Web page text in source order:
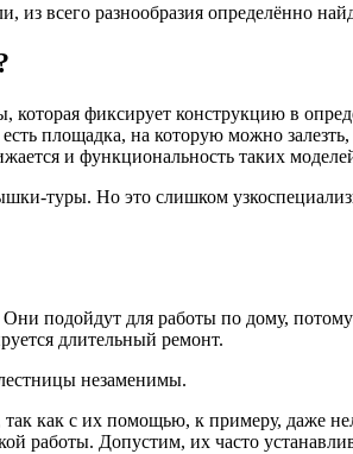
из всего разнообразия определённо
которая фиксирует конструкцию в
площадка, на которую можно
и функциональность таких
туры. Но это слишком
подойдут для работы по дому,
длительный ремонт.
незаменимы.
как с их помощью, к примеру, даже
работы. Допустим, их часто